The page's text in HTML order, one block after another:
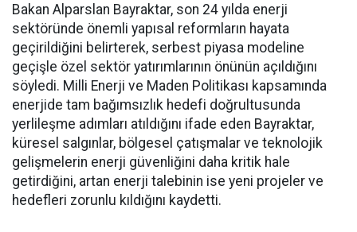
Bakan Alparslan Bayraktar, son 24 yılda enerji
sektöründe önemli yapısal reformların hayata
geçirildiğini belirterek, serbest piyasa modeline
geçişle özel sektör yatırımlarının önünün açıldığını
söyledi. Milli Enerji ve Maden Politikası kapsamında
enerjide tam bağımsızlık hedefi doğrultusunda
yerlileşme adımları atıldığını ifade eden Bayraktar,
küresel salgınlar, bölgesel çatışmalar ve teknolojik
gelişmelerin enerji güvenliğini daha kritik hale
getirdiğini, artan enerji talebinin ise yeni projeler ve
hedefleri zorunlu kıldığını kaydetti.